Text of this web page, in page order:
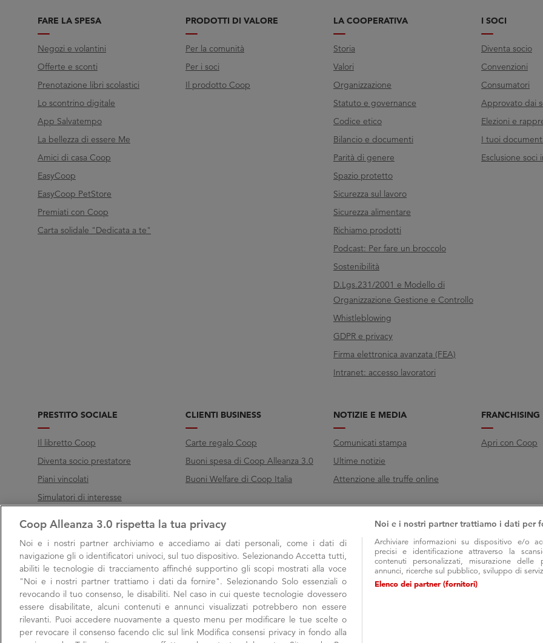
FARE LA SPESA
Negozi e volantini
Offerte e sconti
Prenotazione libri scolastici
Lo scontrino digitale
App Salvatempo
La bellezza di essere Me
Amici di casa Coop
EasyCoop
EasyCoop PetStore
Premiati con Coop
Carta solidale "Dedicata a te"
PRODOTTI DI VALORE
Per la comunità
Per i soci
Il prodotto Coop
LA COOPERATIVA
Storia
Valori
Organizzazione
Statuto e governance
Codice etico
Bilancio e documenti
Parità di genere
Spazio protetto
Sicurezza sul lavoro
Sicurezza alimentare
Richiamo prodotti
Podcast: Per fare un broccolo
Sostenibilità
D.Lgs.231/2001 e Modello di
Organizzazione Gestione e Controllo
Whistleblowing
GDPR e privacy
Firma elettronica avanzata (FEA)
Intranet: accesso lavoratori
I SOCI
Diventa socio
Convenzioni
Consumatori
Approvato dai
Elezioni e
I tuoi
Esclusione soci
PRESTITO SOCIALE
Il libretto Coop
Diventa socio prestatore
Piani vincolati
Simulatori di interesse
CLIENTI BUSINESS
Carte regalo Coop
Buoni spesa di Coop Alleanza 3.0
Buoni Welfare di Coop Italia
NOTIZIE E MEDIA
Comunicati stampa
Ultime notizie
Attenzione alle truffe online
FRANCHISING
Apri con Coop
Call800 000 003
Lunedì → Venerdì, 9:00 → 17:00
Sabato, 9:00 → 13:00
COOP ALLEANZA 3.0 Soc. Coop. via
Coop Alleanza 3.0 rispetta la tua privacy
Noi e i nostri partner archiviamo e accediamo ai dati personali, come i dati di
navigazione gli o identificatori univoci, sul tuo dispositivo. Selezionando Accetta tutti,
abiliti le tecnologie di tracciamento affinché supportino gli scopi mostrati alla voce
"Noi e i nostri partner trattiamo i dati da fornire". Selezionando Solo essenziali o
revocando il tuo consenso, le disabiliti. Nel caso in cui queste tecnologie dovessero
essere disabilitate, alcuni contenuti e annunci visualizzati potrebbero non essere
rilevanti. Puoi accedere nuovamente a questo menu per modificare le tue scelte o
per revocare il consenso facendo clic sul link Modifica consensi privacy in fondo alla
Noi e i nostri partner trattiamo i dati per
Archiviare informazioni su dispositivo e/o
precisi e identificazione attraverso la
contenuti personalizzati, misurazione
annunci, ricerche sul pubblico, sviluppo di
Elenco dei partner (fornitori)